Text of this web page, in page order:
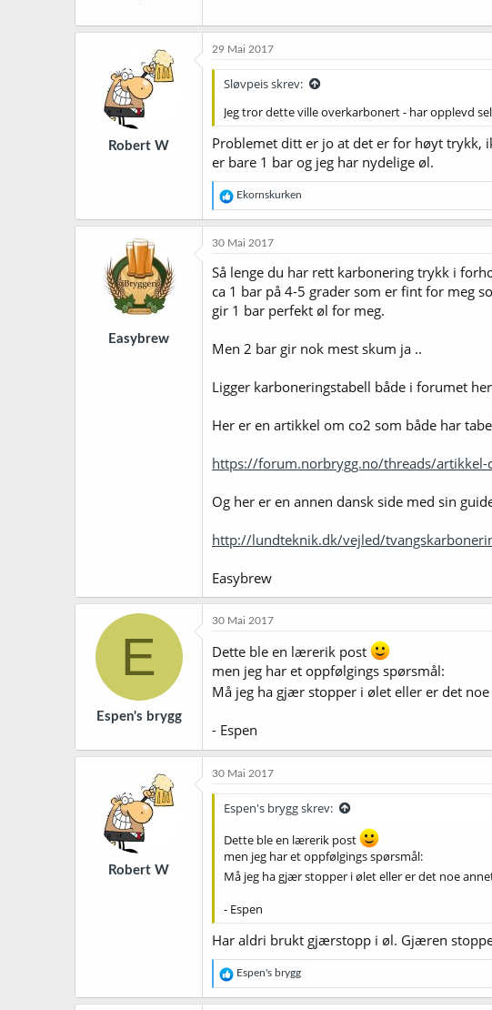
Robert W
29 Mai 2017
Sløvpeis skrev:
Jeg tror dette ville overkarbonert - har opplevd
Problemet ditt er jo at det er for høyt trykk,
er bare 1 bar og jeg har nydelige øl.
R
e
a
k
o
Ekornskurken
Easybrew
30 Mai 2017
Så lenge du har rett karbonering trykk i
ca 1 bar på 4-5 grader som er fint for meg
gir 1 bar perfekt øl for meg.
Men 2 bar gir nok mest skum ja ..
Ligger karboneringstabell både i forumet
Her er en artikkel om co2 som både har
https://forum.norbrygg.no/threads/artikkel-
Og her er en annen dansk side med sin
http://lundteknik.dk/vejled/
Easybrew
E
Espen's brygg
30 Mai 2017
Dette ble en lærerik post
men jeg har et oppfølgings spørsmål:
Må jeg ha gjær stopper i ølet eller er det
- Espen
Robert W
30 Mai 2017
Espen's brygg skrev:
Dette ble en lærerik post
men jeg har et oppfølgings spørsmål:
Må jeg ha gjær stopper i ølet eller er det noe
- Espen
Har aldri brukt gjærstopp i øl. Gjæren
R
e
a
Espen's brygg